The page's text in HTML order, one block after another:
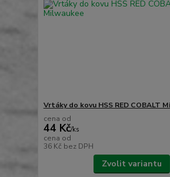
Vrtáky do kovu HSS RED COBALT
cena od
44 Kč/ks
cena od
36 Kč bez DPH
Zvolit variantu